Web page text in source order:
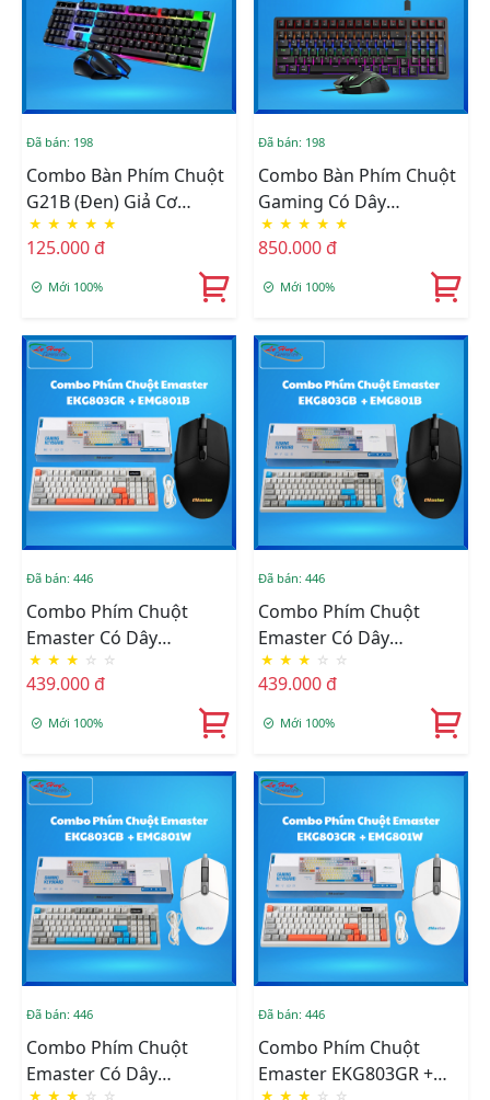
Đã bán: 198
Combo Bàn Phím Chuột
G21B (Đen) Giả Cơ
Chuyên Game Led
★ ★ ★ ★ ★
125.000 đ
Mới 100%
Đã bán: 198
Combo Bàn Phím Chuột
Gaming Có Dây
Newmen GM202 (Đen)
★ ★ ★ ★ ★
850.000 đ
Mới 100%
Đã bán: 446
Combo Phím Chuột
Emaster Có Dây
★ ★ ★ ☆ ☆
439.000 đ
Mới 100%
Đã bán: 446
Combo Phím Chuột
Emaster Có Dây
★ ★ ★ ☆ ☆
439.000 đ
Mới 100%
Đã bán: 446
Combo Phím Chuột
Emaster Có Dây
★ ★ ★ ☆ ☆
Đã bán: 446
Combo Phím Chuột
Emaster EKG803GR +
★ ★ ★ ☆ ☆